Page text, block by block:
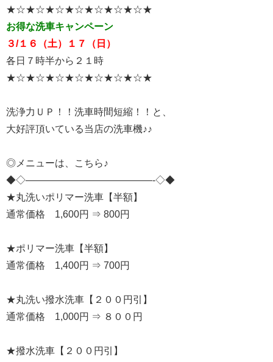
★☆★☆★☆★☆★☆★☆★☆★
お得な洗車キャンペーン
３/１６（土）１７（日）
各日７時半から２１時
★☆★☆★☆★☆★☆★☆★☆★
洗浄力ＵＰ！！洗車時間短縮！！と、
大好評頂いている当店の洗車機♪♪
◎メニューは、こちら♪
◆◇—————————————-◇◆
★丸洗いポリマー洗車【半額】
通常価格 1,600円 ⇒ 800円
★ポリマー洗車【半額】
通常価格 1,400円 ⇒ 700円
★丸洗い撥水洗車【２００円引】
通常価格 1,000円 ⇒ ８００円
★撥水洗車【２００円引】